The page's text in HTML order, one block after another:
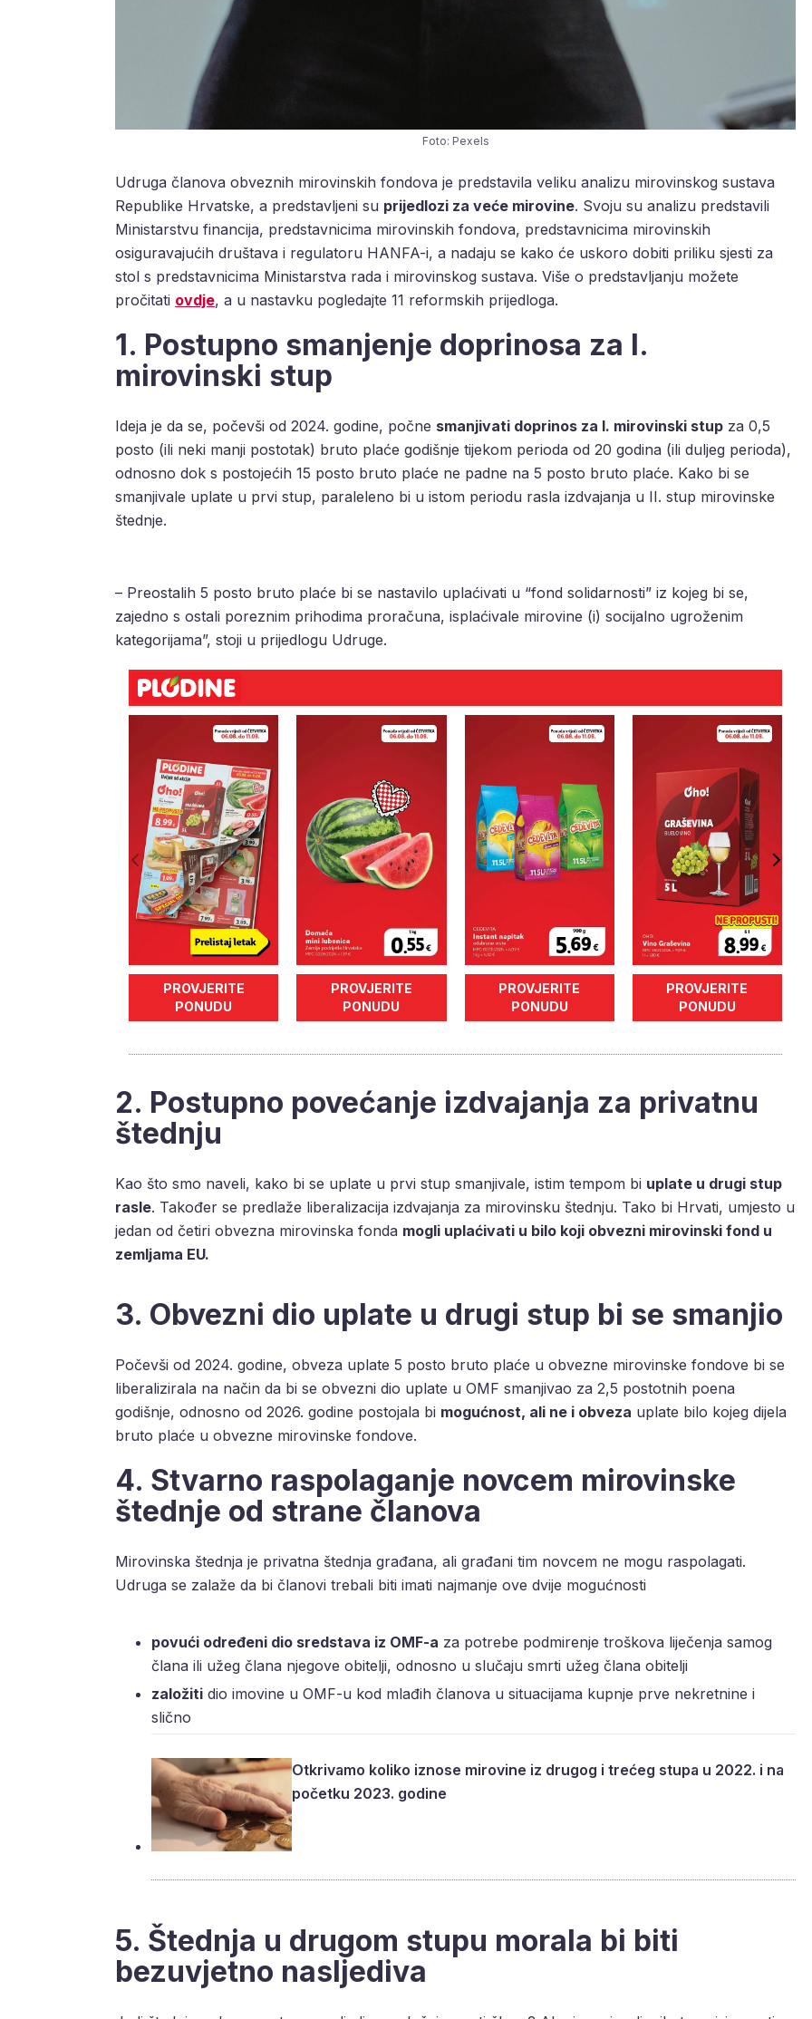
Foto: Pexels
Udruga članova obveznih mirovinskih fondova je predstavila veliku analizu mirovinskog sustava
Republike Hrvatske, a predstavljeni su prijedlozi za veće mirovine. Svoju su analizu predstavili
Ministarstvu financija, predstavnicima mirovinskih fondova, predstavnicima mirovinskih
osiguravajućih društava i regulatoru HANFA-i, a nadaju se kako će uskoro dobiti priliku sjesti za
stol s predstavnicima Ministarstva rada i mirovinskog sustava. Više o predstavljanju možete
pročitati ovdje, a u nastavku pogledajte 11 reformskih prijedloga.
1. Postupno smanjenje doprinosa za I.
mirovinski stup
Ideja je da se, počevši od 2024. godine, počne smanjivati doprinos za I. mirovinski stup za 0,5
posto (ili neki manji postotak) bruto plaće godišnje tijekom perioda od 20 godina (ili duljeg perioda),
odnosno dok s postojećih 15 posto bruto plaće ne padne na 5 posto bruto plaće. Kako bi se
smanjivale uplate u prvi stup, paraleleno bi u istom periodu rasla izdvajanja u II. stup mirovinske
štednje.
– Preostalih 5 posto bruto plaće bi se nastavilo uplaćivati u “fond solidarnosti” iz kojeg bi se,
zajedno s ostali poreznim prihodima proračuna, isplaćivale mirovine (i) socijalno ugroženim
kategorijama”, stoji u prijedlogu Udruge.
PROVJERITE
PONUDU
PROVJERITE
PONUDU
PROVJERITE
PONUDU
PROVJERITE
PONUDU
2. Postupno povećanje izdvajanja za privatnu
štednju
Kao što smo naveli, kako bi se uplate u prvi stup smanjivale, istim tempom bi uplate u drugi stup
rasle. Također se predlaže liberalizacija izdvajanja za mirovinsku štednju. Tako bi Hrvati, umjesto u
jedan od četiri obvezna mirovinska fonda mogli uplaćivati u bilo koji obvezni mirovinski fond u
zemljama EU.
3. Obvezni dio uplate u drugi stup bi se smanjio
Počevši od 2024. godine, obveza uplate 5 posto bruto plaće u obvezne mirovinske fondove bi se
liberalizirala na način da bi se obvezni dio uplate u OMF smanjivao za 2,5 postotnih poena
godišnje, odnosno od 2026. godine postojala bi mogućnost, ali ne i obveza uplate bilo kojeg dijela
bruto plaće u obvezne mirovinske fondove.
4. Stvarno raspolaganje novcem mirovinske
štednje od strane članova
Mirovinska štednja je privatna štednja građana, ali građani tim novcem ne mogu raspolagati.
Udruga se zalaže da bi članovi trebali biti imati najmanje ove dvije mogućnosti
povući određeni dio sredstava iz OMF-a za potrebe podmirenje troškova liječenja samog
člana ili užeg člana njegove obitelji, odnosno u slučaju smrti užeg člana obitelji
založiti dio imovine u OMF-u kod mlađih članova u situacijama kupnje prve nekretnine i
slično
Otkrivamo koliko iznose mirovine iz drugog i trećeg stupa u 2022. i na
početku 2023. godine
5. Štednja u drugom stupu morala bi biti
bezuvjetno nasljediva